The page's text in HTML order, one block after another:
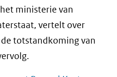
ministerie van
vertelt over
totstandkoming van